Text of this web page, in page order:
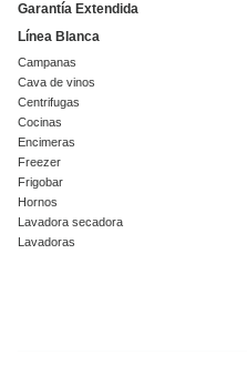
Garantía Extendida
Línea Blanca
Campanas
Cava de vinos
Centrifugas
Cocinas
Encimeras
Freezer
Frigobar
Hornos
Lavadora secadora
Lavadoras